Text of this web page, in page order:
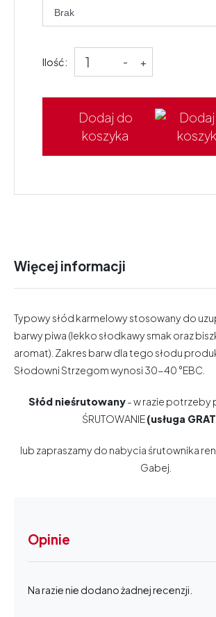
Ilość: - +
Dodaj do
koszyka
Więcej informacji
Typowy słód karmelowy stosowany do
barwy piwa (lekko słodkawy smak oraz
aromat). Zakres barw dla tego słodu
Słodowni Strzegom wynosi 30-40 °EBC.
Słód nieśrutowany- w razie potrzeby
ŚRUTOWANIE(usługa
lub zapraszamy do nabycia śrutownika
Gabej.
Opinie
Na razie nie dodano żadnej recenzji.